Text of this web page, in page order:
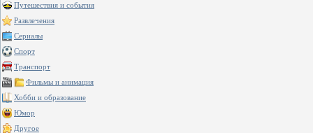
Путешествия и события
Развлечения
Сериалы
Спорт
Транспорт
Фильмы и анимация
Хобби и образование
Юмор
Другое